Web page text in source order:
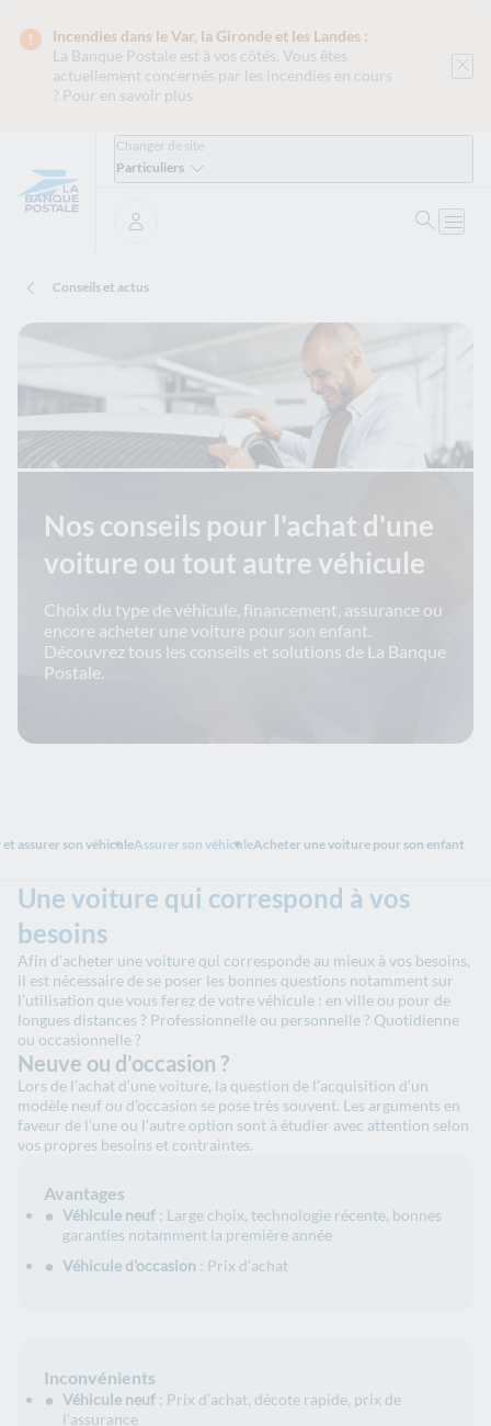
Incendies dans le Var, la Gironde et les Landes :
La Banque Postale est à vos côtés. Vous êtes
actuellement concernés par les incendies en cours
? Pour en savoir plus
Changer de site
Particuliers
Se connecter
Conseils et actus
Nos conseils pour l'achat d'une
voiture ou tout autre véhicule
Choix du type de véhicule, financement, assurance ou
encore acheter une voiture pour son enfant.
Découvrez tous les conseils et solutions de La Banque
Postale.
assurer son véhiculeAssurer son véhiculeAcheter une voiture pour son enfant
Une voiture qui correspond à vos
besoins
Afin d’acheter une voiture qui corresponde au mieux à vos besoins,
il est nécessaire de se poser les bonnes questions notamment sur
l’utilisation que vous ferez de votre véhicule : en ville ou pour de
longues distances ? Professionnelle ou personnelle ? Quotidienne
ou occasionnelle ?
Neuve ou d’occasion ?
Lors de l’achat d’une voiture, la question de l’acquisition d’un
modèle neuf ou d’occasion se pose très souvent. Les arguments en
faveur de l’une ou l’autre option sont à étudier avec attention selon
vos propres besoins et contraintes.
Avantages
Véhicule neuf : Large choix, technologie récente, bonnes
garanties notamment la première année
Véhicule d'occasion : Prix d’achat
Inconvénients
Véhicule neuf : Prix d’achat, décote rapide, prix de
l’assurance